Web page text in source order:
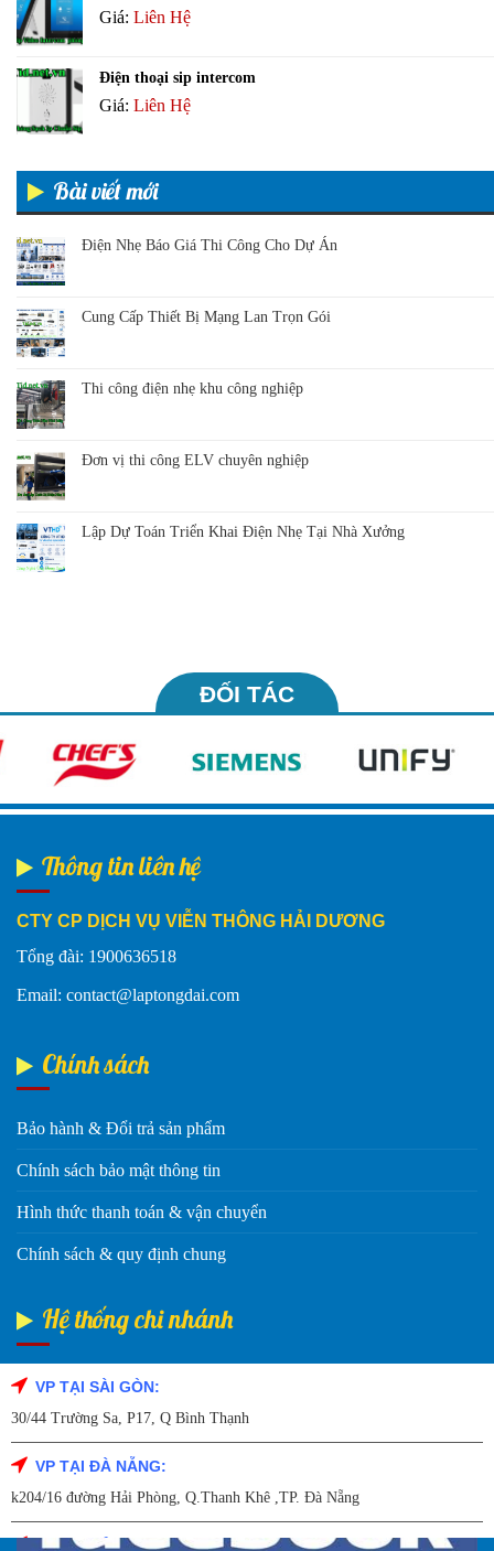
Giá: Liên Hệ
Điện thoại sip intercom
Giá: Liên Hệ
Bài viết mới
Điện Nhẹ Báo Giá Thi Công Cho Dự Án
Cung Cấp Thiết Bị Mạng Lan Trọn Gói
Thi công điện nhẹ khu công nghiệp
Đơn vị thi công ELV chuyên nghiệp
Lập Dự Toán Triển Khai Điện Nhẹ Tại Nhà Xưởng
ĐỐI TÁC
Thông tin liên hệ
CTY CP DỊCH VỤ VIỄN THÔNG HẢI DƯƠNG
Tổng đài: 1900636518
Email: contact@laptongdai.com
Chính sách
Bảo hành & Đổi trả sản phẩm
Chính sách bảo mật thông tin
Hình thức thanh toán & vận chuyển
Chính sách & quy định chung
Hệ thống chi nhánh
VP TẠI SÀI GÒN:
30/44 Trường Sa, P17, Q Bình Thạnh
VP TẠI ĐÀ NẴNG:
k204/16 đường Hải Phòng, Q.Thanh Khê ,TP. Đà Nẵng
VP TẠI HẢI DƯƠNG:
Fanpage Facebook